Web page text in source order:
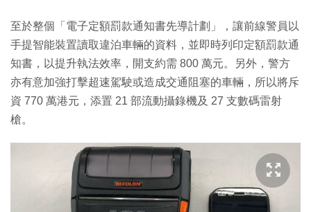
至於整個「電子定額罰款通知書先導計劃」，讓前線警員以
手提智能裝置讀取違泊車輛的資料，並即時列印定額罰款通
知書，以提升執法效率，開支約需 800 萬元。另外，警方
亦有意加強打擊超速駕駛或造成交通阻塞的車輛，所以將斥
資 770 萬港元，添置 21 部流動攝錄機及 27 支數碼雷射
槍。